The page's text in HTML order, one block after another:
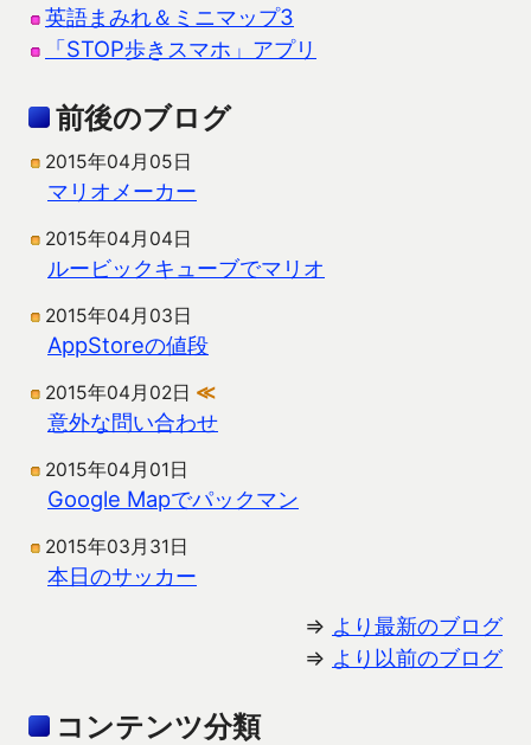
英語まみれ＆ミニマップ3
「STOP歩きスマホ」アプリ
前後のブログ
2015年04月05日
マリオメーカー
2015年04月04日
ルービックキューブでマリオ
2015年04月03日
AppStoreの値段
2015年04月02日 ≪
意外な問い合わせ
2015年04月01日
Google Mapでパックマン
2015年03月31日
本日のサッカー
⇒ より最新のブログ
⇒ より以前のブログ
コンテンツ分類